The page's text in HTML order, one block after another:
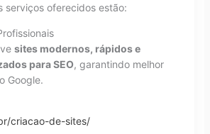
serviços oferecidos estão:
sites modernos, rápidos e
para SEO, garantindo melhor
Google.
criacao-de-sites/